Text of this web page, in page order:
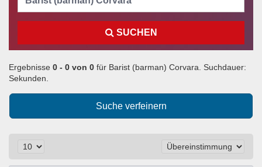
SUCHEN
Ergebnisse 0 - 0 von 0 für Barist (barman) Corvara. Suchdauer:
Sekunden.
Suche verfeinern